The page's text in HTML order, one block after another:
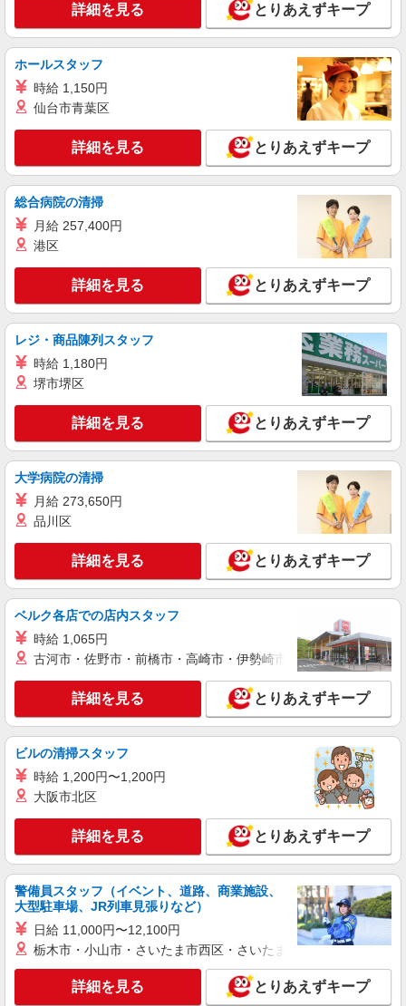
通費全支給(ガソリン代含む)＞
川崎市幸区 ＜最寄駅：新川崎駅＞
詳細を見る
派遣社員
新川崎駅★病院でお掃除/食事の配膳など♪★激
募★
時給1650円〜2312円 ＜日払い有/週払い有/交
キープ 詳細を見る
派遣社員
株式会社kotrio /●SW-H2-2099320
矢向駅★病院でお掃除/食事の配膳など♪★激募
時給1650円〜2312円 ＜日払い有/週払い有/交
通費全支給(ガソリン代含む)＞
川崎市幸区 ＜最寄駅：矢向＞
キープ 詳細を見る
派遣社員
矢向駅≫タイパ重視で稼げる看護助手＊無料資
時給1650円〜2312円 ＜日払い有/週払い有/交
通費全支給(ガソリン代含む)＞
川崎市幸区 ＜最寄駅：矢向＞
詳細を見る
派遣社員
株式会社kotrio /●SW-H2-2024171
≪矢向駅≫年齢不問！０からスタートでも活躍
できる看護助手♪
時給1650円〜2312円 ＜日払い有/週払い有/交
川崎市幸区 ＜最寄駅：矢向＞
キープ 詳細を見る
派遣社員
株式会社kotrio /●SW-H2-2024040
高収入を目指したい方必見！未経験でも日収
1.2万〜可！看護助手
時給1650円〜2312円 ＜日払い有/週払い有/交
詳細を見る とりあえずキープ
ホールスタッフ
時給 1,150円
仙台市青葉区
詳細を見る とりあえずキープ
総合病院の清掃
月給 257,400円
港区
詳細を見る とりあえずキープ
レジ・商品陳列スタッフ
時給 1,180円
堺市堺区
詳細を見る とりあえずキープ
大学病院の清掃
月給 273,650円
品川区
詳細を見る とりあえずキープ
ベルク各店での店内スタッフ
時給 1,065円
古河市・佐野市・前橋市・高崎市・伊勢崎市・太田市・館林市
詳細を見る とりあえずキープ
ビルの清掃スタッフ
時給 1,200円〜1,200円
大阪市北区
詳細を見る とりあえずキープ
警備員スタッフ（イベント、道路、商業施設、
大型駐車場、JR列車見張りなど）
日給 11,000円〜12,100円
栃木市・小山市・さいたま市西区・さいたま市岩槻区・久喜市・
詳細を見る とりあえずキープ